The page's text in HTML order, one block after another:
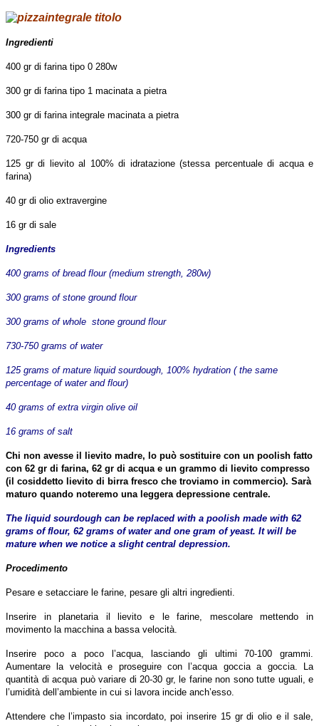
Ingredienti
400 gr di farina tipo 0 280w
300 gr di farina tipo 1 macinata a pietra
300 gr di farina integrale macinata a pietra
720-750 gr di acqua
125 gr di lievito al 100% di idratazione (stessa percentuale di acqua e
farina)
40 gr di olio extravergine
16 gr di sale
Ingredients
400 grams of bread flour (medium strength, 280w)
300 grams of stone ground flour
300 grams of whole stone ground flour
730-750 grams of water
125 grams of mature liquid sourdough, 100% hydration ( the same
percentage of water and flour)
40 grams of extra virgin olive oil
16 grams of salt
Chi non avesse il lievito madre, lo può sostituire con un poolish fatto
con 62 gr di farina, 62 gr di acqua e un grammo di lievito compresso
(il cosiddetto lievito di birra fresco che troviamo in commercio). Sarà
maturo quando noteremo una leggera depressione centrale.
The liquid sourdough can be replaced with a poolish made ​​with 62
grams of flour, 62 grams of water and one gram of yeast. It will be
mature when we notice a slight central depression.
Procedimento
Pesare e setacciare le farine, pesare gli altri ingredienti.
Inserire in planetaria il lievito e le farine, mescolare mettendo in
movimento la macchina a bassa velocità.
Inserire poco a poco l’acqua, lasciando gli ultimi 70-100 grammi.
Aumentare la velocità e proseguire con l’acqua goccia a goccia. La
quantità di acqua può variare di 20-30 gr, le farine non sono tutte uguali, e
l’umidità dell’ambiente in cui si lavora incide anch’esso.
Attendere che l’impasto sia incordato, poi inserire 15 gr di olio e il sale,